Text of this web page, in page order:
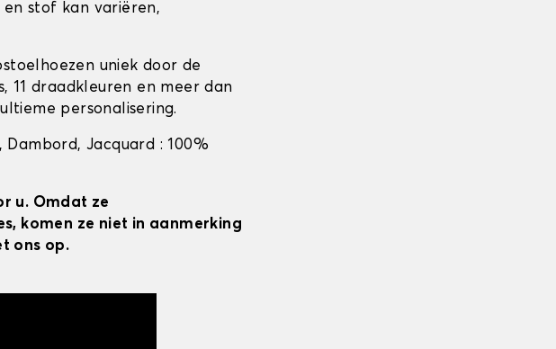
stof kan variëren,
uniek door de
11 draadkleuren en meer dan
personalisering.
Dambord, Jacquard : 100%
u. Omdat ze
komen ze niet in aanmerking
ons op.